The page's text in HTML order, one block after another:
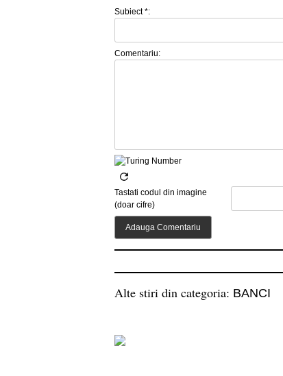
Subiect *:
Comentariu:
Tastati codul din imagine
(doar cifre)
Alte stiri din categoria: BANCI